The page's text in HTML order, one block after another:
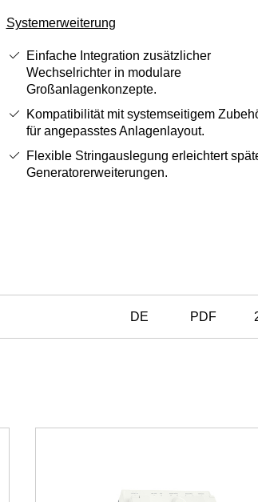
Systemerweiterung
Einfache Integration zusätzlicher
Wechselrichter in modulare
Großanlagenkonzepte.
Kompatibilität mit systemseitigem
für angepasstes Anlagenlayout.
Flexible Stringauslegung erleichtert
Generatorerweiterungen.
DE PDF